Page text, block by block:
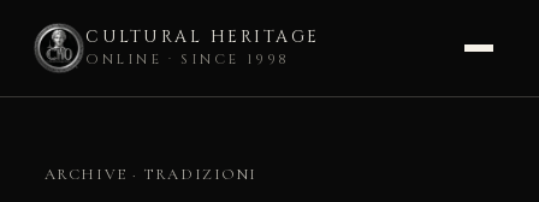
CULTURAL HERITAGE
ONLINE · SINCE 1998
contentARCHIVE · TRADIZIONI